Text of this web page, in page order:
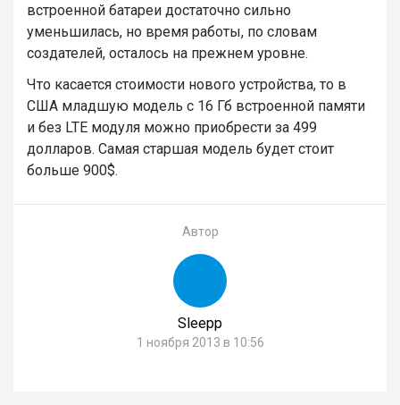
встроенной батареи достаточно сильно
уменьшилась, но время работы, по словам
создателей, осталось на прежнем уровне.
Что касается стоимости нового устройства, то в
США младшую модель с 16 Гб встроенной памяти
и без LTE модуля можно приобрести за 499
долларов. Самая старшая модель будет стоит
больше 900$.
Автор
Sleepp
1 ноября 2013 в 10:56